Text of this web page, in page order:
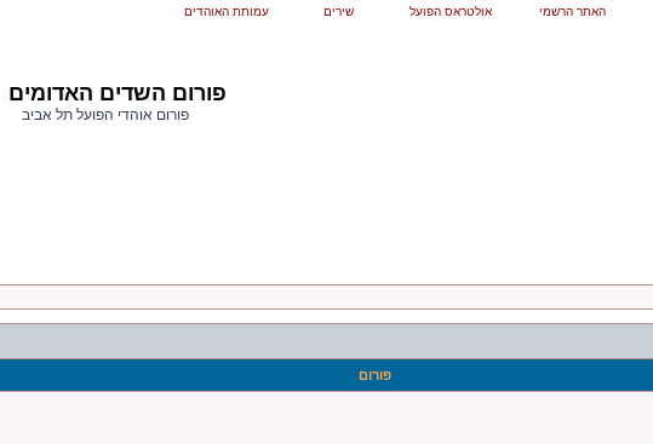
האתר הרשמי אולטראס הפועל שירים עמותת האוהדים
פורום השדים האדומים
פורום אוהדי הפועל תל אביב
פורום